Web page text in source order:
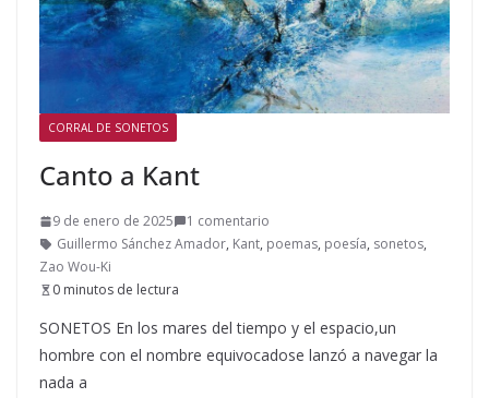
CORRAL DE SONETOS
Canto a Kant
9 de enero de 2025
1 comentario
Guillermo Sánchez Amador, Kant, poemas, poesía, sonetos,
Zao Wou-Ki
0 minutos de lectura
SONETOS En los mares del tiempo y el espacio,un
hombre con el nombre equivocadose lanzó a navegar la
nada a